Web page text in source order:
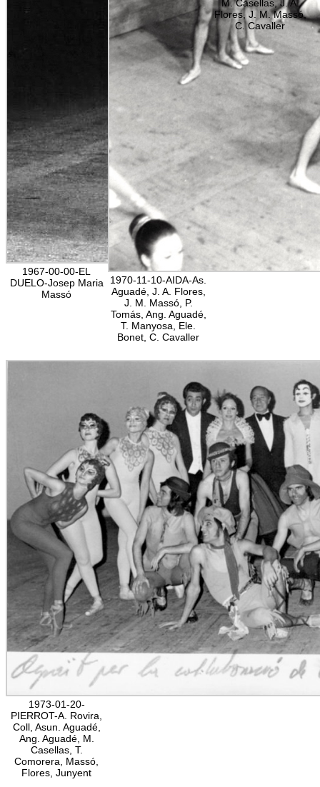
1967-00-00-EL
DUELO-Josep Maria
Massó
1970-11-10-AIDA-As.
Aguadé, J. A. Flores,
J. M. Massó, P.
Tomás, Ang. Aguadé,
T. Manyosa, Ele.
Bonet, C. Cavaller
M. Casellas, J. A.
Flores, J. M. Massó,
C. Cavaller
1973-01-20-
PIERROT-A. Rovira,
Coll, Asun. Aguadé,
Ang. Aguadé, M.
Casellas, T.
Comorera, Massó,
Flores, Junyent